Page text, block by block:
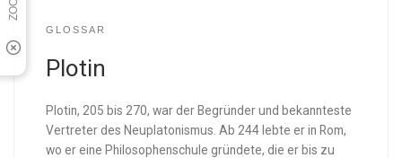
GLOSSAR
Plotin
Plotin, 205 bis 270, war der Begründer und bekannteste
Vertreter des Neuplatonismus. Ab 244 lebte er in Rom,
wo er eine Philosophenschule gründete, die er bis zu